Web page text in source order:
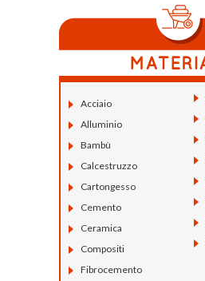
Acciaio
Alluminio
Bambù
Calcestruzzo
Cartongesso
Cemento
Ceramica
Compositi
Fibrocemento